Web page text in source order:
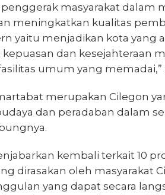
masyarakat dalam
meningkatkan kualitas
yaitu menjadikan kota yang
dan kesejahteraan
umum yang memadai,”
merupakan Cilegon
dan peradaban dalam
kembali terkait 10
dirasakan oleh masyarakat
yang dapat secara